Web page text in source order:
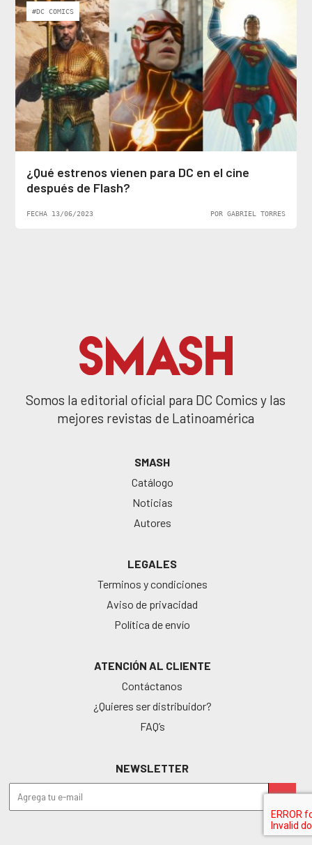
#DC COMICS
¿Qué estrenos vienen para DC en el cine
después de Flash?
FECHA 13/06/2023 POR GABRIEL TORRES
Somos la editorial oficial para DC Comics y las
mejores revistas de Latinoamérica
SMASH
Catálogo
Noticias
Autores
LEGALES
Terminos y condiciones
Aviso de privacidad
Política de envío
ATENCIÓN AL CLIENTE
Contáctanos
¿Quieres ser distribuidor?
FAQ’s
NEWSLETTER